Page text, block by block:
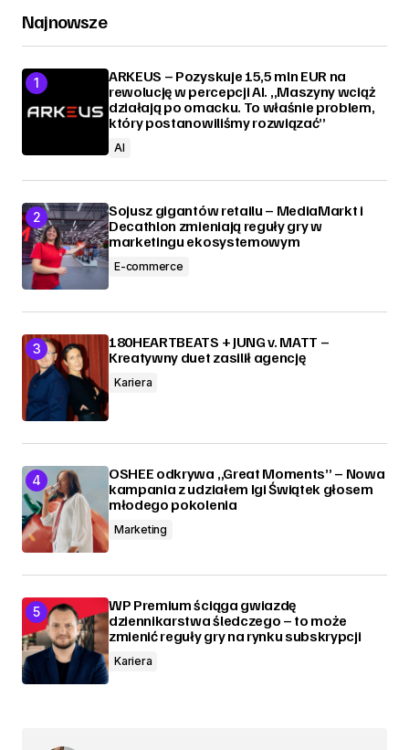
Najnowsze
ARKEUS – Pozyskuje 15,5 mln EUR na
rewolucję w percepcji AI. „Maszyny wciąż
działają po omacku. To właśnie problem,
który postanowiliśmy rozwiązać”
AI
Sojusz gigantów retailu – MediaMarkt i
Decathlon zmieniają reguły gry w
marketingu ekosystemowym
E-commerce
180HEARTBEATS + JUNG v. MATT –
Kreatywny duet zasilił agencję
Kariera
OSHEE odkrywa „Great Moments” – Nowa
kampania z udziałem Igi Świątek głosem
młodego pokolenia
Marketing
WP Premium ściąga gwiazdę
dziennikarstwa śledczego – to może
zmienić reguły gry na rynku subskrypcji
Kariera